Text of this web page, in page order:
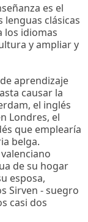
es el
clásicas
los idiomas
y ampliar y
aprendizaje
causar la
el inglés
Londres, el
que emplearía
belga.
de su hogar
esposa,
Sirven - suegro
casi dos